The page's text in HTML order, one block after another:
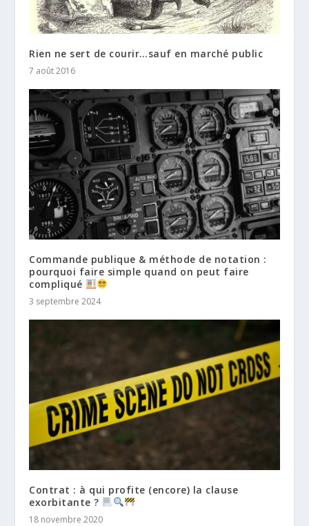
Rien ne sert de courir…sauf en marché public
7 août 2016
Commande publique & méthode de notation :
pourquoi faire simple quand on peut faire
compliqué
3 septembre 2024
Contrat : à qui profite (encore) la clause
exorbitante ?
18 novembre 2020